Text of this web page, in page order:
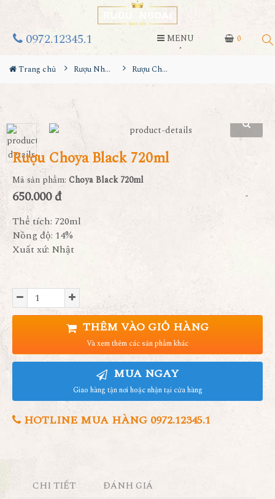
0
0972.12345.1 MENU
Trang chủ Rượu Nhật Rượu Choya Black 720ml
Rượu Choya Black 720ml
Mã sản phẩm: Choya Black 720ml
650.000 đ
Thể tích: 720ml
Nồng độ: 14%
Xuất xứ: Nhật
THÊM VÀO GIỎ HÀNG
Và xem thêm các sản phẩm khác
MUA NGAY
Giao hàng tận nơi hoặc nhận tại cửa hàng
HOTLINE MUA HÀNG 0972.12345.1
CHI TIẾT ĐÁNH GIÁ